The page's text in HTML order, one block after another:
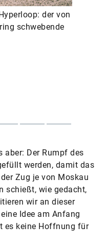
der von
schwebende
aber: Der Rumpf des
werden, damit das
Zug je von Moskau
schießt, wie gedacht,
wir an dieser
Idee am Anfang
es keine Hoffnung für